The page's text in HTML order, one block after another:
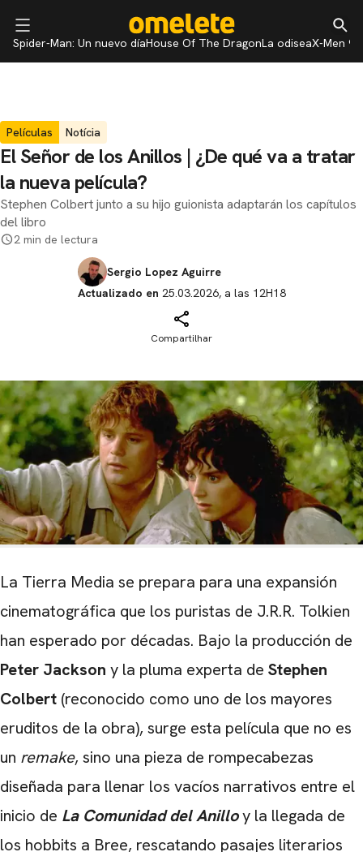
Spider-Man: Un nuevo díaHouse Of The DragonLa odiseaX-Men 97
Películas Notícia
El Señor de los Anillos | ¿De qué va a tratar
la nueva película?
Stephen Colbert junto a su hijo guionista adaptarán los capítulos
del libro
2 min de lectura
Sergio Lopez Aguirre
Actualizado en 25.03.2026, a las 12H18
Compartilhar
La Tierra Media se prepara para una expansión
cinematográfica que los puristas de J.R.R. Tolkien
han esperado por décadas. Bajo la producción de
Peter Jackson y la pluma experta de Stephen
Colbert (reconocido como uno de los mayores
eruditos de la obra), surge esta película que no es
un remake, sino una pieza de rompecabezas
diseñada para llenar los vacíos narrativos entre el
inicio de La Comunidad del Anilloy la llegada de
los hobbits a Bree, rescatando pasajes literarios